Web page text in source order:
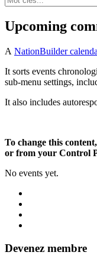
Upcoming
A NationBuilder
It sorts events
sub-menu settings,
It also includes
To change this
or from your Control
No events yet.
Devenez membre